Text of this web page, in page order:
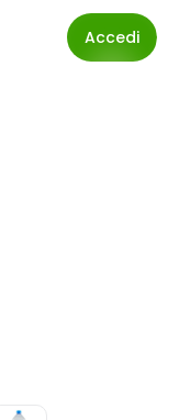
Accedi